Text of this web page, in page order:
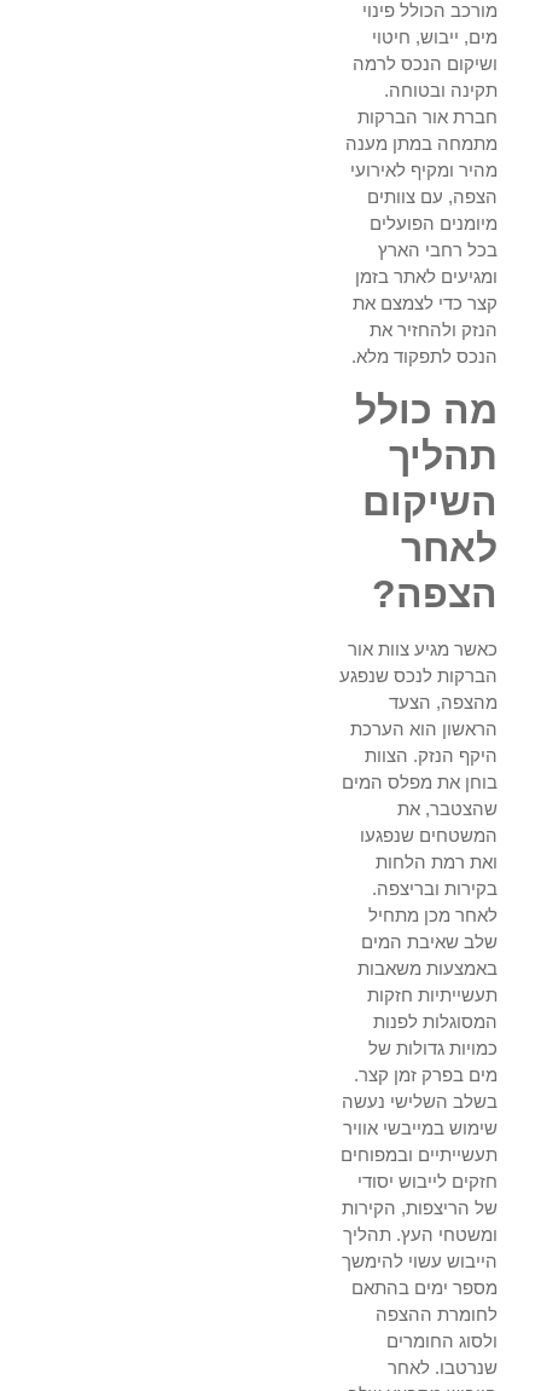
מורכב הכולל פינוי
מים, ייבוש, חיטוי
ושיקום הנכס לרמה
תקינה ובטוחה.
חברת אור הברקות
מתמחה במתן מענה
מהיר ומקיף לאירועי
הצפה, עם צוותים
מיומנים הפועלים
בכל רחבי הארץ
ומגיעים לאתר בזמן
קצר כדי לצמצם את
הנזק ולהחזיר את
הנכס לתפקוד מלא.
מה כולל
תהליך
השיקום
לאחר
הצפה?
כאשר מגיע צוות אור
הברקות לנכס שנפגע
מהצפה, הצעד
הראשון הוא הערכת
היקף הנזק. הצוות
בוחן את מפלס המים
שהצטבר, את
המשטחים שנפגעו
ואת רמת הלחות
בקירות ובריצפה.
לאחר מכן מתחיל
שלב שאיבת המים
באמצעות משאבות
תעשייתיות חזקות
המסוגלות לפנות
כמויות גדולות של
מים בפרק זמן קצר.
בשלב השלישי נעשה
שימוש במייבשי אוויר
תעשייתיים ובמפוחים
חזקים לייבוש יסודי
של הריצפות, הקירות
ומשטחי העץ. תהליך
הייבוש עשוי להימשך
מספר ימים בהתאם
לחומרת ההצפה
ולסוג החומרים
שנרטבו. לאחר